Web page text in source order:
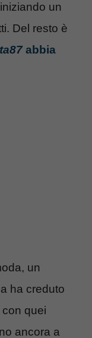
un
Del resto è
abbia
un
ha creduto
quei
ancora a